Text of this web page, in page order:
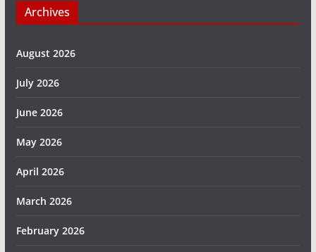
Archives
August 2026
July 2026
June 2026
May 2026
April 2026
March 2026
February 2026